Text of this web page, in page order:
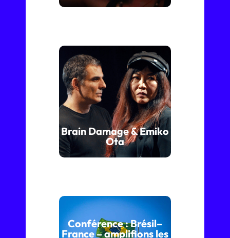
Brain Damage & Emiko
Ota
Conférence : Brésil–
France – amplifions les